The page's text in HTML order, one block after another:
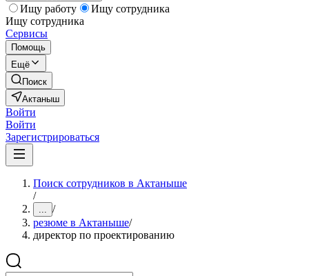
Ищу работу
Ищу сотрудника
Ищу сотрудника
Сервисы
Помощь
Ещё
Поиск
Актаныш
Войти
Войти
Зарегистрироваться
Поиск сотрудников в Актаныше
/
... /
резюме в Актаныше/
директор по проектированию